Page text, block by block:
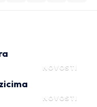
NOVOSTI
NOVOSTI